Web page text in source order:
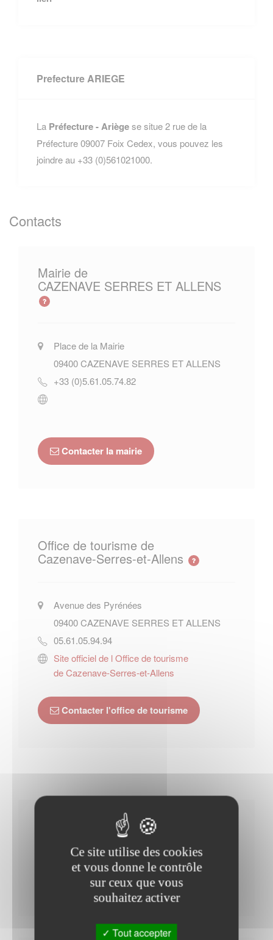
Prefecture ARIEGE
La Préfecture - Ariègese situe 2 rue de la
Préfecture 09007 Foix Cedex, vous pouvez les
joindre au +33 (0)561021000.
Contacts
Mairie de
CAZENAVE SERRES ET ALLENS
Place de la Mairie
09400CAZENAVE SERRES ET ALLENS
+33 (0)5.61.05.74.82
Contacter la mairie
Office de tourisme de
Cazenave-Serres-et-Allens
Avenue des Pyrénées
09400CAZENAVE SERRES ET ALLENS
05.61.05.94.94
Site officiel de l Office de tourisme
de Cazenave-Serres-et-Allens
Contacter l'office de tourisme
Horaires Mairie
Mardi : - 08h30 à 12h00
Ce site utilise des cookies
et vous donne le contrôle
sur ceux que vous
souhaitez activer
Tout accepter